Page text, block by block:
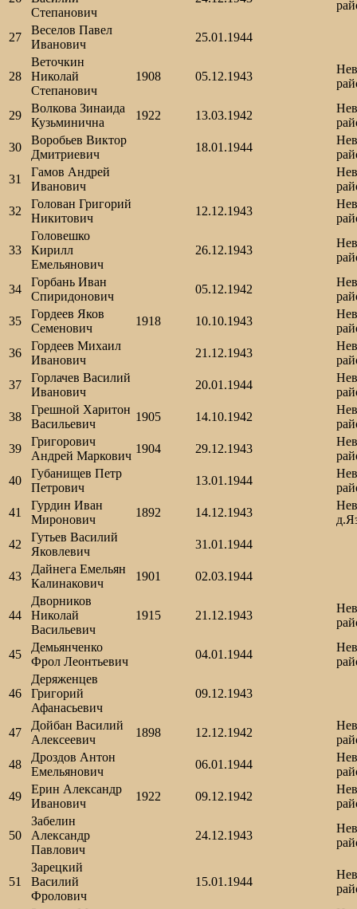
Степанович
27
Веселов Павел
Иванович
25.01.1944
28
Веточкин
Николай
Степанович
1908 05.12.1943
29
Волкова Зинаида
Кузьминична
1922 13.03.1942
30
Воробьев Виктор
Дмитриевич
18.01.1944
31
Гамов Андрей
Иванович
32
Голован Григорий
Никитович
12.12.1943
33
Головешко
Кирилл
Емельянович
26.12.1943
34
Горбань Иван
Спиридонович
05.12.1942
35
Гордеев Яков
Семенович
1918 10.10.1943
36
Гордеев Михаил
Иванович
21.12.1943
37
Горлачев Василий
Иванович
20.01.1944
38
Грешной Харитон
Васильевич
1905 14.10.1942
39
Григорович
Андрей Маркович
1904 29.12.1943
40
Губанищев Петр
Петрович
13.01.1944
41
Гурдин Иван
Миронович
1892 14.12.1943
42
Гутьев Василий
Яковлевич
31.01.1944
43
Дайнега Емельян
Калинакович
1901 02.03.1944
44
Дворников
Николай
Васильевич
1915 21.12.1943
45
Демьянченко
Фрол Леонтьевич
04.01.1944
46
Деряженцев
Григорий
Афанасьевич
09.12.1943
47
Дойбан Василий
Алексеевич
1898 12.12.1942
48
Дроздов Антон
Емельянович
06.01.1944
49
Ерин Александр
Иванович
1922 09.12.1942
50
Забелин
Александр
Павлович
24.12.1943
51
Зарецкий
Василий
Фролович
15.01.1944